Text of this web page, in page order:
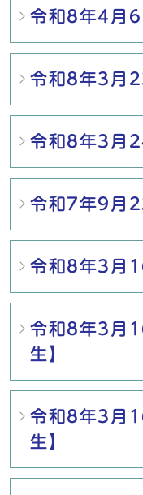
令和8年4月
令和8年3月
令和8年3月
令和7年9月
令和8年3月
令和8年3月
生】
令和8年3月
生】